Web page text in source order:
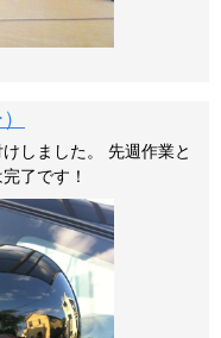
しました。 先週作業と
了です！